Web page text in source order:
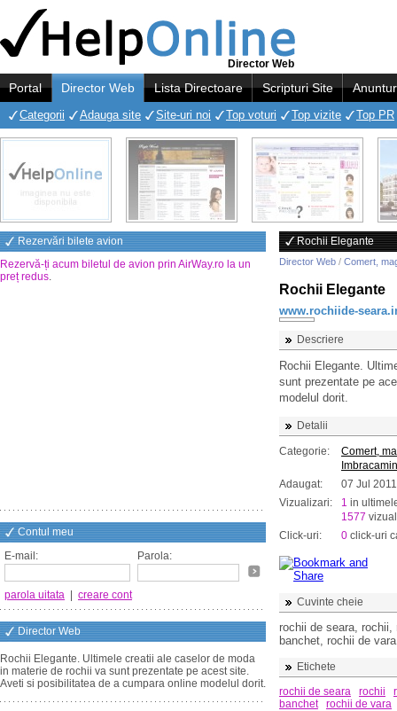
Director Web
Portal Director Web Lista Directoare Scripturi Site
Categorii Adauga site Site-uri noi Top voturi Top vizite Top PR
Rezervări bilete avion
Rezervă-ți acum biletul de avion prin AirWay.ro la un
preț redus.
Contul meu
E-mail:
Parola:
parola uitata creare cont
Director Web
Rochii Elegante. Ultimele creatii ale caselor de moda
in materie de rochii va sunt prezentate pe acest site.
Aveti si posibilitatea de a cumpara online modelul dorit.
Rochii Elegante
Director Web / Comert,
Rochii Elegante
www.rochiide-
Descriere
Rochii Elegante.
sunt prezentate pe
modelul dorit.
Detalii
Categorie:
Comert,
Adaugat:
07 Jul 2011
Vizualizari:
1 in
1577
Click-uri:
0 click-uri
Cuvinte cheie
rochii de seara,
banchet, rochii de
Etichete
rochii de seara
rochii
banchet
rochii de vara